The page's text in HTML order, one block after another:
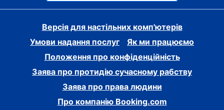
Версія для настільних комп'ютерів
Умови надання послуг
Як ми працюємо
Положення про конфіденційність
Заява про протидію сучасному рабству
Заява про права людини
Про компанію Booking.com